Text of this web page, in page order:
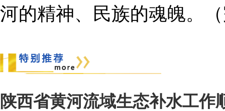
河的精神、民族的魂魄。
陕西省黄河流域生态补水工作